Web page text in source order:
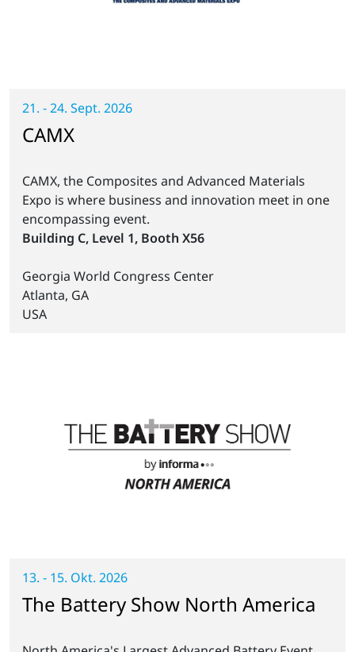
21. - 24. Sept. 2026
CAMX
CAMX, the Composites and Advanced Materials
Expo is where business and innovation meet in one
encompassing event.
Building C, Level 1, Booth X56
Georgia World Congress Center
Atlanta, GA
USA
13. - 15. Okt. 2026
The Battery Show North America